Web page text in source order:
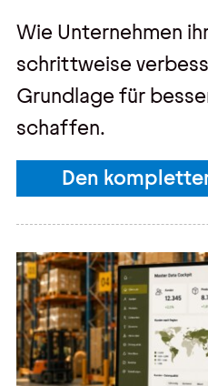
Wie Unternehmen
schrittweise
Grundlage für
schaffen.
Den